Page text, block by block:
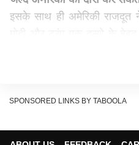
इसके साथ ही अमेरिकी राजदूत
और न ही अमेरिका की तरफ से.
SPONSORED LINKS BY TABOOLA